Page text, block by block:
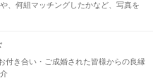
、何組マッチングしたかなど、写真を
付き合い・ご成婚された皆様からの良縁